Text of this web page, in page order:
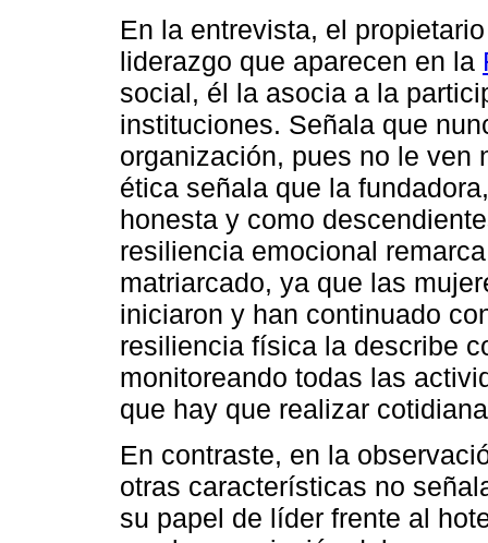
En la entrevista, el
liderazgo que aparecen en la
social, él la asocia a la
instituciones. Señala que
organización, pues no le ven
ética señala que la
honesta y como
resiliencia emocional
matriarcado, ya que las
iniciaron y han continuado
resiliencia física la describe
monitoreando todas las
que hay que realizar
En contraste, en la
otras características no
su papel de líder frente al